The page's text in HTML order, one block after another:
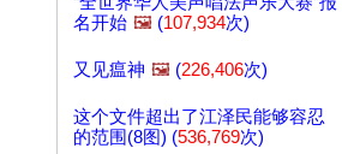
名开始 🖼️ (107,934次)
又见瘟神 🖼️ (226,406次)
这个文件超出了江泽民能够容忍
的范围(8图) (536,769次)